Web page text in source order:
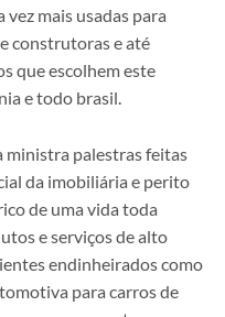
mais usadas para
construtoras e até
que escolhem este
e todo brasil.
ministra palestras feitas
da imobiliária e perito
de uma vida toda
e serviços de alto
endinheirados como
para carros de